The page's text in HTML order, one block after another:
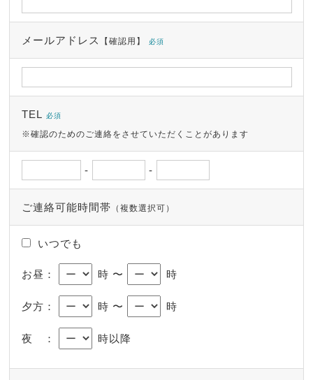
メールアドレス 【確認用】 必須
TEL 必須
※確認のためのご連絡をさせていただくことがあります
- -
ご連絡可能時間帯 （複数選択可）
いつでも
お昼： 時 〜 時
夕方： 時 〜 時
夜 ： 時以降